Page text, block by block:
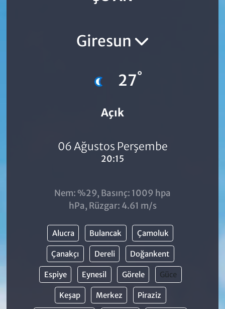
Giresun
27°
Açık
06 Ağustos Perşembe
20:15
Nem: %29, Basınç: 1009 hpa
hPa, Rüzgar: 4.61 m/s
Alucra Bulancak Çamoluk
Çanakçı Dereli Doğankent
Espiye Eynesil Görele Güce
Keşap Merkez Piraziz